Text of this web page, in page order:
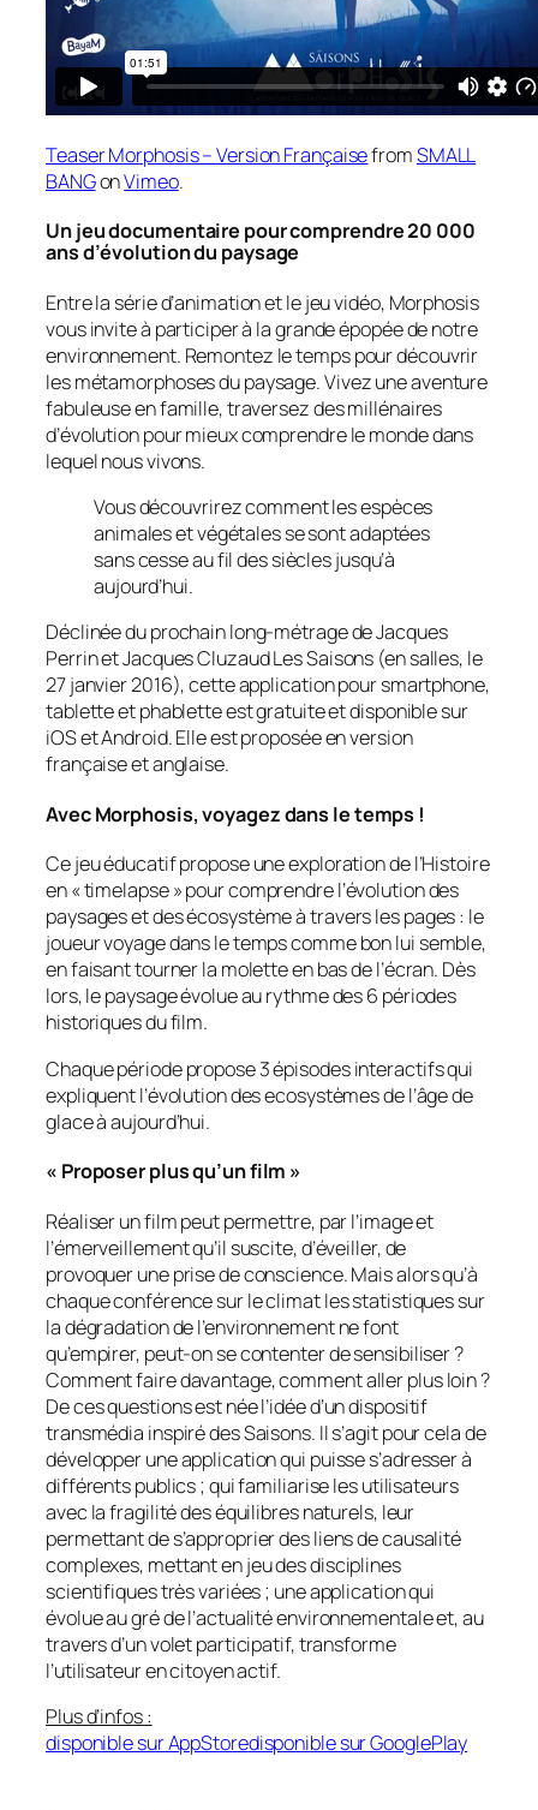
Teaser Morphosis – Version FrançaisefromSMALL
BANGonVimeo.
Un jeu documentaire pour comprendre 20 000
ans d’évolution du paysage
Entre la série d’animation et le jeu vidéo, Morphosis
vous invite à participer à la grande épopée de notre
environnement. Remontez le temps pour découvrir
les métamorphoses du paysage. Vivez une aventure
fabuleuse en famille, traversez des millénaires
d’évolution pour mieux comprendre le monde dans
lequel nous vivons.
Vous découvrirez comment les espèces
animales et végétales se sont adaptées
sans cesse au fil des siècles jusqu’à
aujourd’hui.
Déclinée du prochain long-métrage de Jacques
Perrin et Jacques Cluzaud Les Saisons (en salles, le
27 janvier 2016), cette application pour smartphone,
tablette et phablette est gratuite et disponible sur
iOS et Android. Elle est proposée en version
française et anglaise.
Avec Morphosis, voyagez dans le temps !
Ce jeu éducatif propose une exploration de l’Histoire
en «timelapse» pour comprendre l’évolution des
paysages et des écosystème à travers les pages : le
joueur voyage dans le temps comme bon lui semble,
en faisant tourner la molette en bas de l’écran. Dès
lors, le paysage évolue au rythme des 6 périodes
historiques du film.
Chaque période propose 3 épisodes interactifs qui
expliquent l’évolution des ecosystèmes de l’âge de
glace à aujourd’hui.
« Proposer plus qu’un film »
Réaliser un film peut permettre, par l’image et
l’émerveillement qu’il suscite, d’éveiller, de
provoquer une prise de conscience. Mais alors qu’à
chaque conférence sur le climat les statistiques sur
la dégradation de l’environnement ne font
qu’empirer, peut-on se contenter de sensibiliser ?
Comment faire davantage, comment aller plus loin ?
De ces questions est née l’idée d’un dispositif
transmédia inspiré des Saisons. Il s’agit pour cela de
développer une application qui puisse s’adresser à
différents publics ; qui familiarise les utilisateurs
avec la fragilité des équilibres naturels, leur
permettant de s’approprier des liens de causalité
complexes, mettant en jeu des disciplines
scientifiques très variées ; une application qui
évolue au gré de l’actualité environnementale et, au
travers d’un volet participatif, transforme
l’utilisateur en citoyen actif.
Plus d’infos :
disponible sur AppStoredisponible sur GooglePlay